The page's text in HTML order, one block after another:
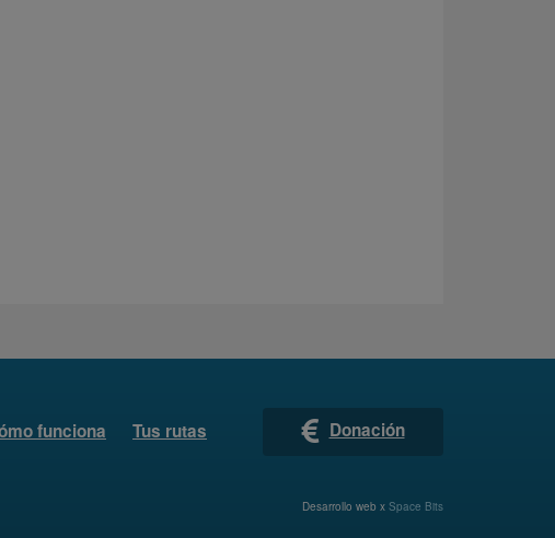
funciona Tus rutas Donación
Desarrollo web x Space Bits